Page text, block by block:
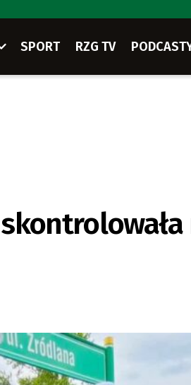
SPORT RZG TV